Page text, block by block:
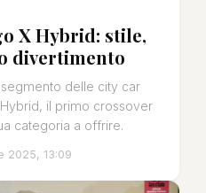
X Hybrid: stile,
divertimento
segmento delle city car
il primo crossover
categoria a offrire.
2025, 13:09